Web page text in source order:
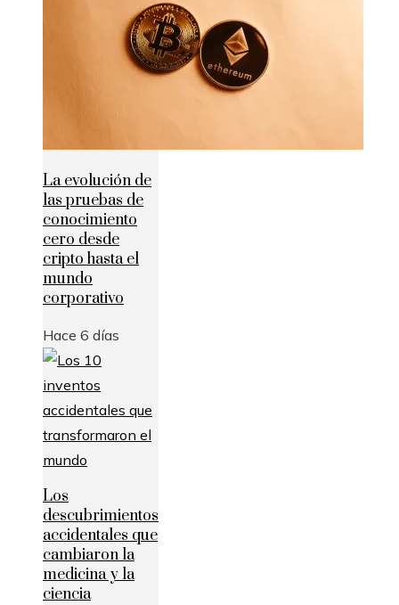
La evolución de
las pruebas de
conocimiento
cero desde
cripto hasta el
mundo
corporativo
Hace 6 días
Los
descubrimientos
accidentales que
cambiaron la
medicina y la
ciencia